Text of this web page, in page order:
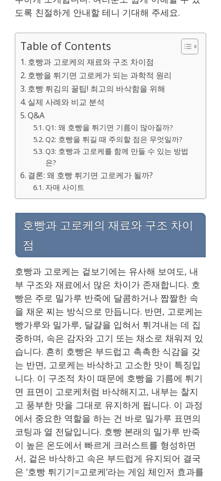
도록 친절하게 안내할 테니 기대해 주세요.
Table of Contents
호빵과 고로케의 재료와 구조 차이점
호빵을 튀기면 고로케가 되는 과학적 원리
호빵 튀김의 꿀팁! 최고의 바삭함을 위해
실제 사례와 비교 분석
Q&A
Q1: 왜 호빵을 튀기면 기름이 많아질까?
Q2: 호빵을 튀길 때 주의할 점은 무엇일까?
Q3: 호빵과 고로케를 함께 만들 수 있는 방법
은?
결론: 왜 호빵 튀기면 고로케가 될까?
자매 사이트
호빵과 고로케의 재료와 구조 차이
점
호빵과 고로케는 겉보기에는 유사해 보여도, 내
부 구조와 재료에서 많은 차이가 존재합니다. 호
빵은 주로 밀가루 반죽에 달콤하거나 짭짤한 속
을 채운 찌는 방식으로 만듭니다. 반면, 고로케는
빵가루와 밀가루, 달걀을 입혀서 튀겨내는 데 집
중하며, 속은 감자와 고기 또는 채소로 채워져 있
습니다. 흔히 호빵은 부드럽고 촉촉한 식감을 갖
는 반면, 고로케는 바삭하고 고소한 맛이 특징입
니다. 이 구조적 차이 때문에 호빵을 기름에 튀기
면 표면이 고로케처럼 바삭해지고, 내부는 찰지
고 풍부한 맛을 그대로 유지하게 됩니다. 이 과정
에서 중요한 역할을 하는 건 바로 밀가루 표면의
코팅과 열 전달입니다. 호빵 본래의 밀가루 반죽
이 높은 온도에서 빠르게 크러스트를 형성하면
서, 겉은 바삭하고 속은 부드럽게 유지되어 결국
은 ‘호빵 튀기기=고로케’라는 게임 체인저 효과를